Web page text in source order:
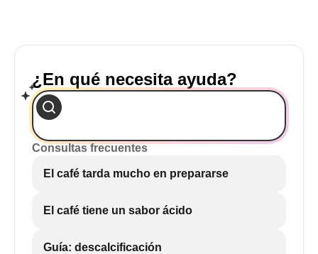
¿En qué necesita ayuda?
Consultas frecuentes
El café tarda mucho en prepararse
El café tiene un sabor ácido
Guía: descalcificación